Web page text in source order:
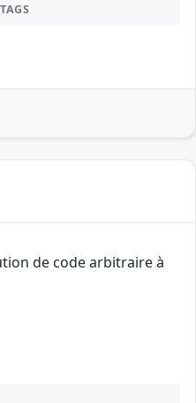
TAGS
de code arbitraire à